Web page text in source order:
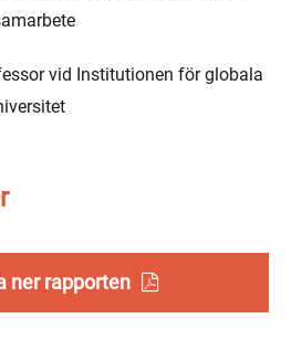
ner rapporten
vid Institutionen för globala